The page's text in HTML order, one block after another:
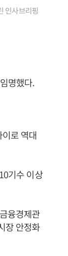
인사브리핑
명했다.
로 역대
기수 이상
융경제관
장 안정화